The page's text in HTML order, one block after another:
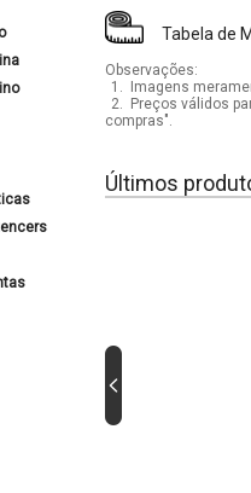
Tabela de
Observações:
1.
Imagens
2.
Preços válidos
compras".
Últimos